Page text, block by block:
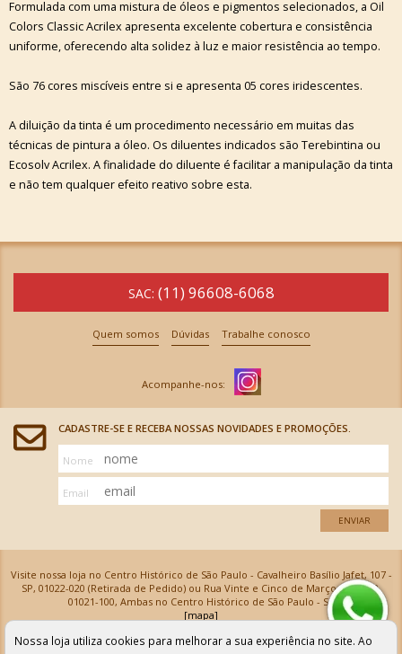
Formulada com uma mistura de óleos e pigmentos selecionados, a Oil
Colors Classic Acrilex apresenta excelente cobertura e consistência
uniforme, oferecendo alta solidez à luz e maior resistência ao tempo.
São 76 cores miscíveis entre si e apresenta 05 cores iridescentes.
A diluição da tinta é um procedimento necessário em muitas das
técnicas de pintura a óleo. Os diluentes indicados são Terebintina ou
Ecosolv Acrilex. A finalidade do diluente é facilitar a manipulação da tinta
e não tem qualquer efeito reativo sobre esta.
SAC: (11) 96608-6068
Quem somos Dúvidas Trabalhe conosco
CADASTRE-SE E RECEBA NOSSAS NOVIDADES E PROMOÇÕES.
Nome
Email
ENVIAR
Visite nossa loja no Centro Histórico de São Paulo - Cavalheiro Basílio Jafet, 107 -
SP, 01022-020 (Retirada de Pedido) ou Rua Vinte e Cinco de Março, 576 - SP,
01021-100, Ambas no Centro Histórico de São Paulo - SP
[mapa]
Armarinhos Santa Cecília Ltda | CNPJ: 61.069.639/0001-18
Os preços e as condições de pagamento apresentadas na loja virtual não valem para nossa loja física e
Nossa loja utiliza cookies para melhorar a sua experiência no site. Ao